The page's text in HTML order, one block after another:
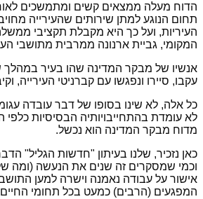
הדוח מעלה ממצאים קשים ומתמשכים
תחום הנוגע למתן שירותים שהעירייה
העיריות, ועל כך היא מקבלת תקציבי
המקומי, גביית ארנונה ממרבית מתושבי
אנשיו של מבקר המדינה שהו בעיר במהלך
עקבו, סיירו ונפגשו עם קברניטי העירייה,
כל אלה, לא שינו בסופו של דבר עובדה
לא עומדת בהתחייבויותיה הבסיסיות כלפי
מדוח מבקר המדינה הוא נכשל.
כאן נזכיר, שלנו בעיתון "חדשות הגליל"
וכמי שמסקרים זה שנים את הנעשה (ומה
אישור על עבודה נאמנה וישרה למען
המפגעים (הרבים) כמעט בכל תחומי